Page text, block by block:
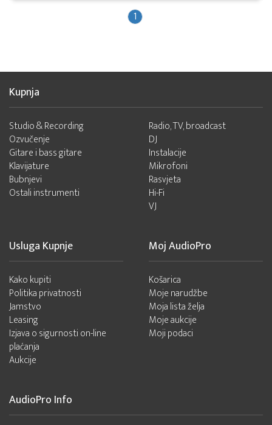
1
Kupnja
Studio & Recording
Ozvučenje
Gitare i bass gitare
Klavijature
Bubnjevi
Ostali instrumenti
Radio, TV, broadcast
DJ
Instalacije
Mikrofoni
Rasvjeta
Hi-Fi
VJ
Usluga Kupnje
Kako kupiti
Politika privatnosti
Jamstvo
Leasing
Izjava o sigurnosti on-line
plaćanja
Aukcije
Moj AudioPro
Košarica
Moje narudžbe
Moja lista želja
Moje aukcije
Moji podaci
AudioPro Info